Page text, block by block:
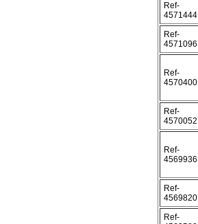
Ref-
4571444
Ref-
4571096
Ref-
4570400
Ref-
4570052
Ref-
4569936
Ref-
4569820
Ref-